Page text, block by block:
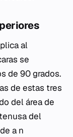
al
se
de 90 grados.
de estas tres
del área de
del
a n